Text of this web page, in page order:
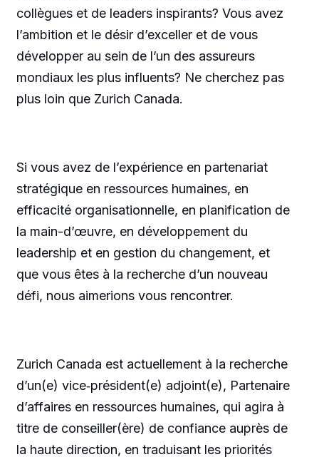
collègues et de leaders inspirants? Vous avez
l’ambition et le désir d’exceller et de vous
développer au sein de l’un des assureurs
mondiaux les plus influents? Ne cherchez pas
plus loin que Zurich Canada.
Si vous avez de l’expérience en partenariat
stratégique en ressources humaines, en
efficacité organisationnelle, en planification de
la main-d’œuvre, en développement du
leadership et en gestion du changement, et
que vous êtes à la recherche d’un nouveau
défi, nous aimerions vous rencontrer.
Zurich Canada est actuellement à la recherche
d’un(e) vice‑président(e) adjoint(e), Partenaire
d’affaires en ressources humaines, qui agira à
titre de conseiller(ère) de confiance auprès de
la haute direction, en traduisant les priorités